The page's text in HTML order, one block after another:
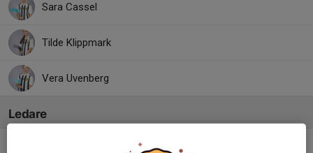
Sara Cassel
Tilde Klippmark
Vera Uvenberg
Ledare
Tränare